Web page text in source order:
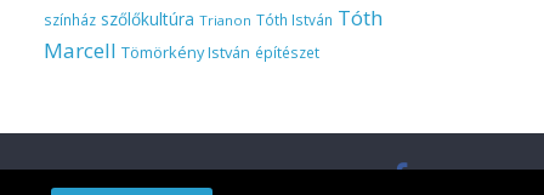
színház szőlőkultúra Trianon Tóth István Tóth
Marcell Tömörkény István építészet